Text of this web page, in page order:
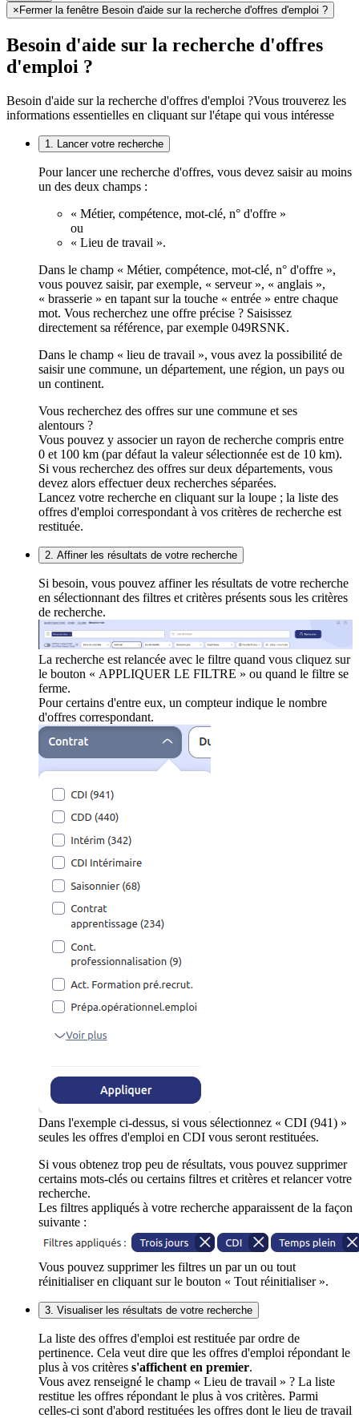
× Fermer la fenêtre Besoin d'aide sur la recherche d'offres d'emploi ?
Besoin d'aide sur la recherche d'offres
d'emploi ?
Besoin d'aide sur la recherche d'offres d'emploi ?Vous trouverez les
informations essentielles en cliquant sur l'étape qui vous intéresse
1. Lancer votre recherche
Pour lancer une recherche d'offres, vous devez saisir au moins
un des deux champs :
« Métier, compétence, mot-clé, n° d'offre »
ou
« Lieu de travail ».
Dans le champ « Métier, compétence, mot-clé, n° d'offre »,
vous pouvez saisir, par exemple, « serveur », « anglais »,
« brasserie » en tapant sur la touche « entrée » entre chaque
mot. Vous recherchez une offre précise ? Saisissez
directement sa référence, par exemple 049RSNK.
Dans le champ « lieu de travail », vous avez la possibilité de
saisir une commune, un département, une région, un pays ou
un continent.
Vous recherchez des offres sur une commune et ses
alentours ?
Vous pouvez y associer un rayon de recherche compris entre
0 et 100 km (par défaut la valeur sélectionnée est de 10 km).
Si vous recherchez des offres sur deux départements, vous
devez alors effectuer deux recherches séparées.
Lancez votre recherche en cliquant sur la loupe ; la liste des
offres d'emploi correspondant à vos critères de recherche est
restituée.
2. Affiner les résultats de votre recherche
Si besoin, vous pouvez affiner les résultats de votre recherche
en sélectionnant des filtres et critères présents sous les critères
de recherche.
La recherche est relancée avec le filtre quand vous cliquez sur
le bouton « APPLIQUER LE FILTRE » ou quand le filtre se
ferme.
Pour certains d'entre eux, un compteur indique le nombre
d'offres correspondant.
Dans l'exemple ci-dessus, si vous sélectionnez « CDI (941) »
seules les offres d'emploi en CDI vous seront restituées.
Si vous obtenez trop peu de résultats, vous pouvez supprimer
certains mots-clés ou certains filtres et critères et relancer votre
recherche.
Les filtres appliqués à votre recherche apparaissent de la façon
suivante :
Vous pouvez supprimer les filtres un par un ou tout
réinitialiser en cliquant sur le bouton « Tout réinitialiser ».
3. Visualiser les résultats de votre recherche
La liste des offres d'emploi est restituée par ordre de
pertinence. Cela veut dire que les offres d'emploi répondant le
plus à vos critères s'affichent en premier.
Vous avez renseigné le champ « Lieu de travail » ? La liste
restitue les offres répondant le plus à vos critères. Parmi
celles-ci sont d'abord restituées les offres dont le lieu de travail